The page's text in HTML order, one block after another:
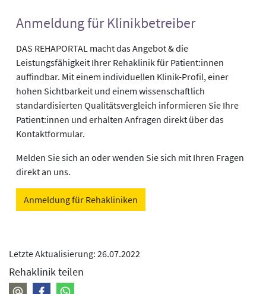
Anmeldung für Klinikbetreiber
DAS REHAPORTAL macht das Angebot & die
Leistungsfähigkeit Ihrer Rehaklinik für Patient:innen
auffindbar. Mit einem individuellen Klinik-Profil, einer
hohen Sichtbarkeit und einem wissenschaftlich
standardisierten Qualitätsvergleich informieren Sie Ihre
Patient:innen und erhalten Anfragen direkt über das
Kontaktformular.
Melden Sie sich an oder wenden Sie sich mit Ihren Fragen
direkt an uns.
Anmeldung für Rehakliniken
Letzte Aktualisierung: 26.07.2022
Rehaklinik teilen